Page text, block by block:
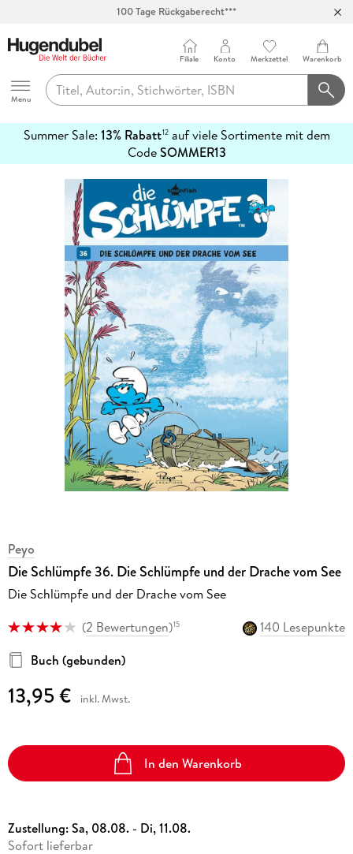
100 Tage Rückgaberecht***
Hugendubel
Menu
Filiale Konto Merkzettel Warenkorb
Summer Sale: 13% Rabatt12auf viele Sortimente mit dem
CodeSOMMER13
erfahren
Peyo
Die Schlümpfe 36. Die Schlümpfe und der Drache vom See
Die Schlümpfe und der Drache vom See
(2 Bewertungen)15
140 Lesepunkte
Buch (gebunden)
13,95 € inkl. Mwst.
In den Warenkorb
Zustellung:Sa, 08.08. - Di, 11.08.
Sofort lieferbar